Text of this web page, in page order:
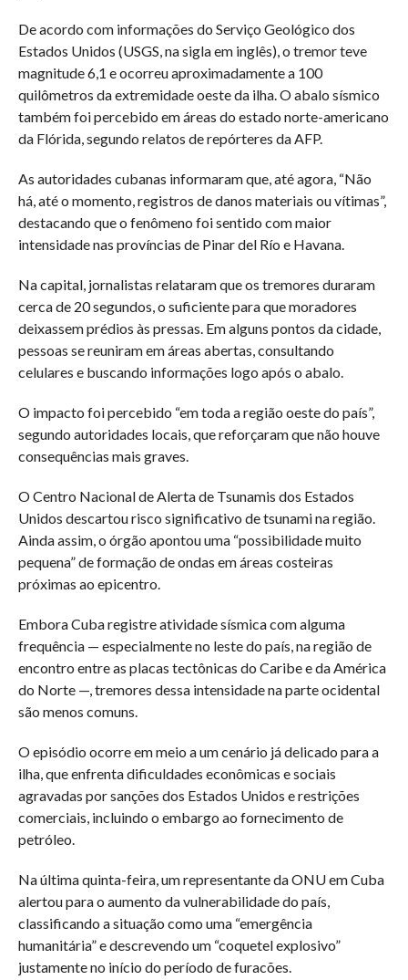
De acordo com informações do Serviço Geológico dos
Estados Unidos (USGS, na sigla em inglês), o tremor teve
magnitude 6,1 e ocorreu aproximadamente a 100
quilômetros da extremidade oeste da ilha. O abalo sísmico
também foi percebido em áreas do estado norte-americano
da Flórida, segundo relatos de repórteres da AFP.
As autoridades cubanas informaram que, até agora, “Não
há, até o momento, registros de danos materiais ou vítimas”,
destacando que o fenômeno foi sentido com maior
intensidade nas províncias de Pinar del Río e Havana.
Na capital, jornalistas relataram que os tremores duraram
cerca de 20 segundos, o suficiente para que moradores
deixassem prédios às pressas. Em alguns pontos da cidade,
pessoas se reuniram em áreas abertas, consultando
celulares e buscando informações logo após o abalo.
O impacto foi percebido “em toda a região oeste do país”,
segundo autoridades locais, que reforçaram que não houve
consequências mais graves.
O Centro Nacional de Alerta de Tsunamis dos Estados
Unidos descartou risco significativo de tsunami na região.
Ainda assim, o órgão apontou uma “possibilidade muito
pequena” de formação de ondas em áreas costeiras
próximas ao epicentro.
Embora Cuba registre atividade sísmica com alguma
frequência — especialmente no leste do país, na região de
encontro entre as placas tectônicas do Caribe e da América
do Norte —, tremores dessa intensidade na parte ocidental
são menos comuns.
O episódio ocorre em meio a um cenário já delicado para a
ilha, que enfrenta dificuldades econômicas e sociais
agravadas por sanções dos Estados Unidos e restrições
comerciais, incluindo o embargo ao fornecimento de
petróleo.
Na última quinta-feira, um representante da ONU em Cuba
alertou para o aumento da vulnerabilidade do país,
classificando a situação como uma “emergência
humanitária” e descrevendo um “coquetel explosivo”
justamente no início do período de furacões.